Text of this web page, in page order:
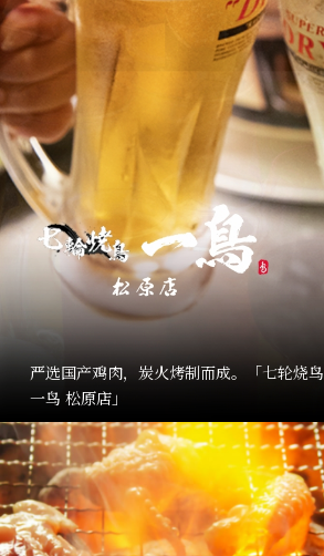
严选国产鸡肉，炭火烤制而成。「七轮烧鸟
一鸟 松原店」